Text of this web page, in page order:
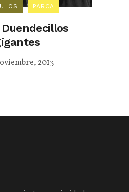
PARCA
Duendecillos
2013